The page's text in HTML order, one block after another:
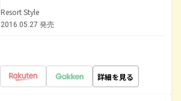
Resort Style
2016.05.27 発売
詳細を見る